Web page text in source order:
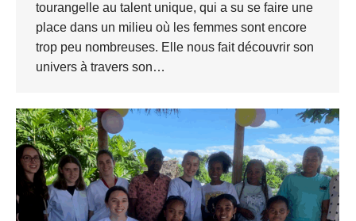
tourangelle au talent unique, qui a su se faire une
place dans un milieu où les femmes sont encore
trop peu nombreuses. Elle nous fait découvrir son
univers à travers son…